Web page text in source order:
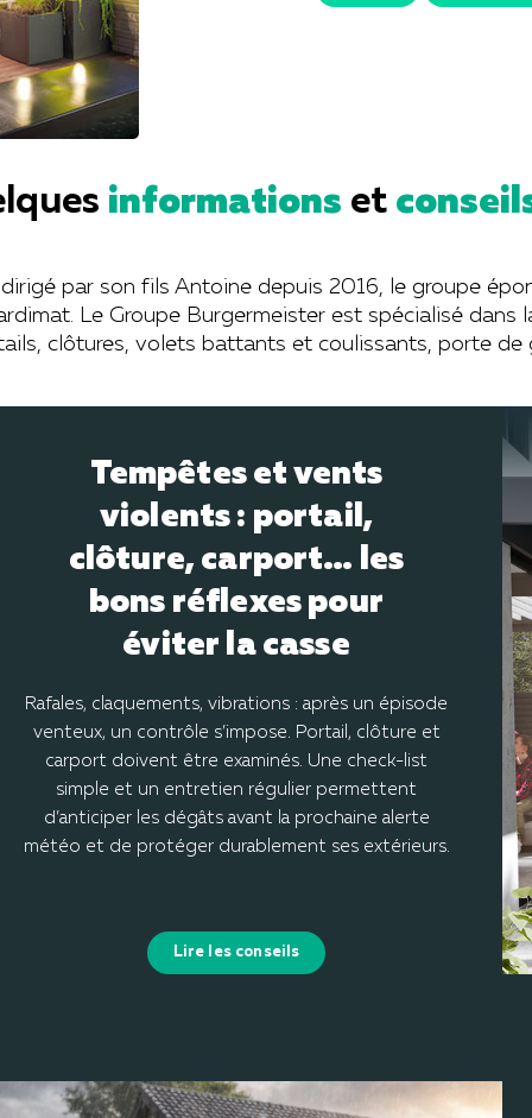
informations et
par son fils Antoine depuis 2016, le groupe
Le Groupe Burgermeister est spécialisé
clôtures, volets battants et coulissants, porte
Tempêtes et vents
violents : portail,
clôture, carport… les
bons réflexes pour
éviter la casse
Rafales, claquements, vibrations : après un épisode
venteux, un contrôle s’impose. Portail, clôture et
carport doivent être examinés. Une check-list
simple et un entretien régulier permettent
d’anticiper les dégâts avant la prochaine alerte
météo et de protéger durablement ses extérieurs.
Lire les conseils